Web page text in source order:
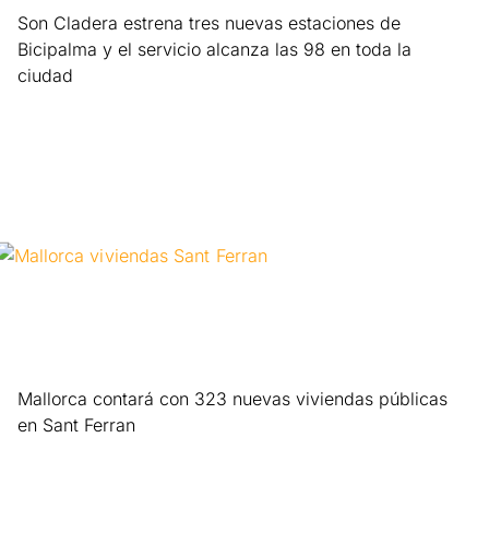
Son Cladera estrena tres nuevas estaciones de
Bicipalma y el servicio alcanza las 98 en toda la
ciudad
Mallorca contará con 323 nuevas viviendas públicas
en Sant Ferran